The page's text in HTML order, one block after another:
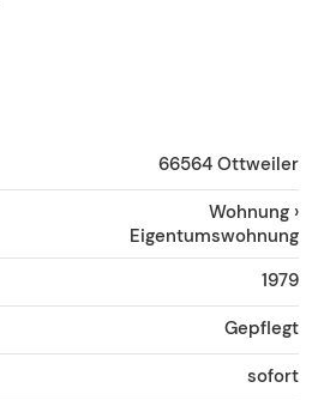
66564 Ottweiler
Wohnung ›
Eigentumswohnung
1979
Gepflegt
sofort